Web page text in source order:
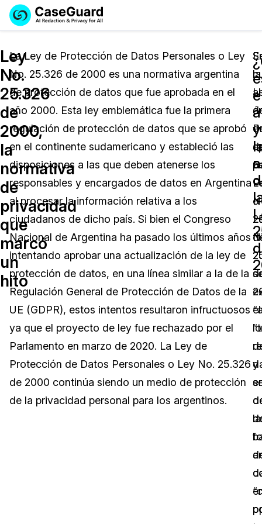
Licencia de CaseGuard Studio
Precios de Redacción a Pedido
Soluciones
Redacción de vídeos
Redacción de documentos
Redacción de audio
Redacción de imágenes
Transcripción y Traducción
Industrias
Cuerpos Policiales
Transportación
Educación
El Gobierno
Sector Jurídico
Servicios Financieros
Medios de Comunicación y
Entretenimiento
Centros de Atención Telefónica
Precios
Recursos
Preguntas Frecuentes
Artículos
Casos Practicos
Centro de Ayuda
Videoteca
Recomendaciones
Sobre nosotros
Trabaja con nosotros
Demo
English
Español
Ley
No.
25.326
de
2000,
la
normativa
de
privacidad
que
marcó
un
hito
La Ley de Protección de Datos Personales o Ley
No. 25.326 de 2000 es una normativa argentina
de protección de datos que fue aprobada en el
año 2000. Esta ley emblemática fue la primera
regulación de protección de datos que se aprobó
en el continente sudamericano y estableció las
disposiciones a las que deben atenerse los
responsables y encargados de datos en Argentina
al procesar la información relativa a los
ciudadanos de dicho país. Si bien el Congreso
Nacional de Argentina ha pasado los últimos años
intentando aprobar una actualización de la ley de
protección de datos, en una línea similar a la de la
Regulación General de Protección de Datos de la
UE (GDPR), estos intentos resultaron infructuosos
ya que el proyecto de ley fue rechazado por el
Parlamento en marzo de 2020. La Ley de
Protección de Datos Personales o Ley No. 25.326
de 2000 continúa siendo un medio de protección
de la privacidad personal para los argentinos.
y
al
y
la
o
el